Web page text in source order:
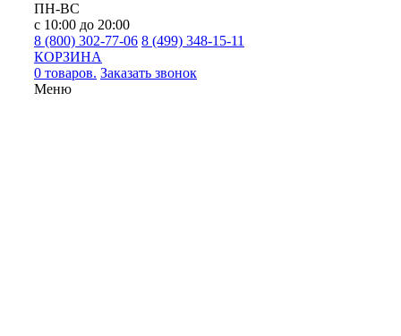
ПН-ВС
с 10:00 до 20:00
8 (800) 302-77-06 8 (499) 348-15-11
КОРЗИНА
0 товаров. Заказать звонок
Меню